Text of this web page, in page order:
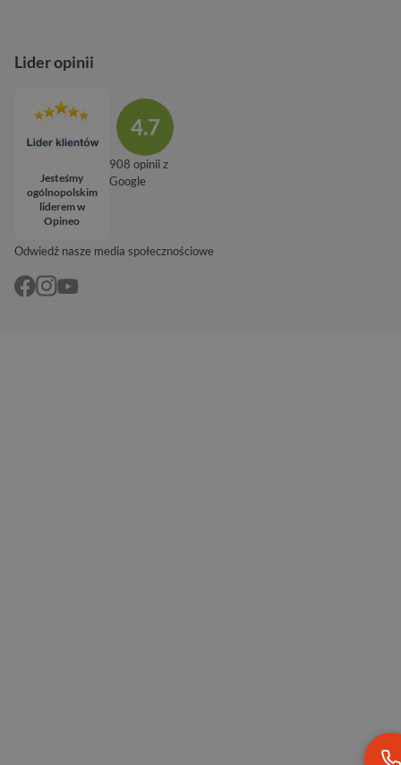
Odwiedź nasze media społecznościowe
Lider opinii
Jesteśmy
ogólnopolskim
liderem w
Opineo
4.7
908 opinii z
Google